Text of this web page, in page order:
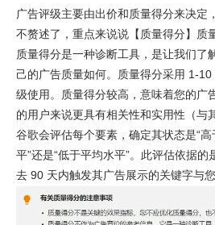
广告评级主要由出价和质量得分来决定
不赘述了，重点来说说【质量得分】质
质量得分是一种诊断工具，是让我们了
己的广告质量如何。质量得分采用 1-
级使用。质量得分较高，意味着您的广
的用户来说更具有相关性和实用性（与
谷歌会评估每个要素，确定其状态是“高
平”还是“低于平均水平”。此评估依据
去 90 天内触发其广告展示的关键字与